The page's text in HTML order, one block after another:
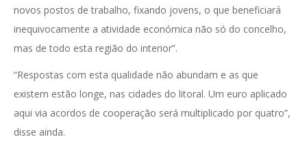
novos postos de trabalho, fixando jovens, o que beneficiará
inequivocamente a atividade económica não só do concelho,
mas de todo esta região do interior”.
“Respostas com esta qualidade não abundam e as que
existem estão longe, nas cidades do litoral. Um euro aplicado
aqui via acordos de cooperação será multiplicado por quatro”,
disse ainda.